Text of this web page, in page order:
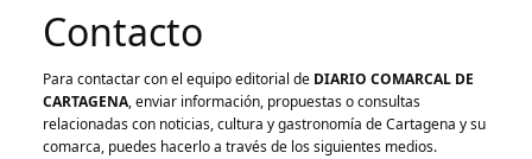
Contacto
Para contactar con el equipo editorial de DIARIO COMARCAL DE
CARTAGENA, enviar información, propuestas o consultas
relacionadas con noticias, cultura y gastronomía de Cartagena y su
comarca, puedes hacerlo a través de los siguientes medios.